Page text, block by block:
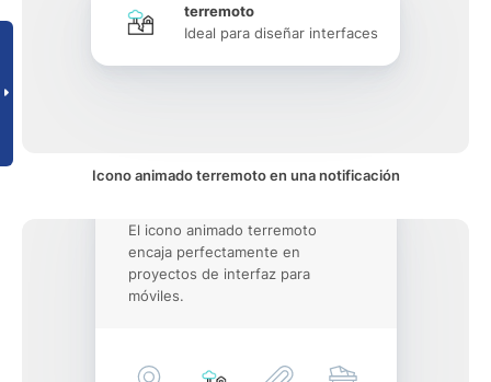
terremoto
Ideal para diseñar interfaces
Icono animado terremoto en una notificación
El icono animado terremoto
encaja perfectamente en
proyectos de interfaz para
móviles.